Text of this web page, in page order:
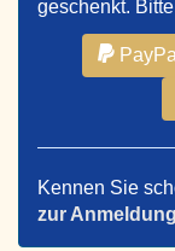
geschenkt.
PayPal
Kennen Sie
zur